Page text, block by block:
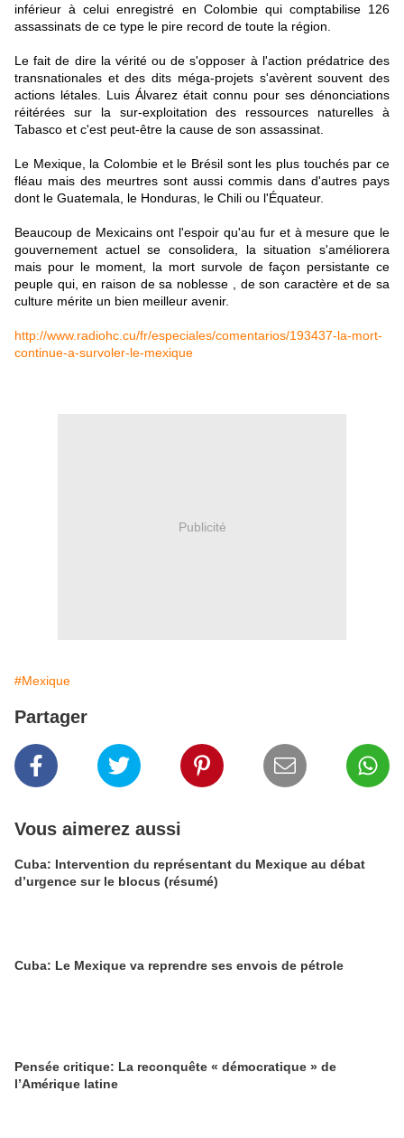
inférieur à celui enregistré en Colombie qui comptabilise 126
assassinats de ce type le pire record de toute la région.
Le fait de dire la vérité ou de s'opposer à l'action prédatrice des
transnationales et des dits méga-projets s'avèrent souvent des
actions létales. Luis Álvarez était connu pour ses dénonciations
réitérées sur la sur-exploitation des ressources naturelles à
Tabasco et c'est peut-être la cause de son assassinat.
Le Mexique, la Colombie et le Brésil sont les plus touchés par ce
fléau mais des meurtres sont aussi commis dans d'autres pays
dont le Guatemala, le Honduras, le Chili ou l'Équateur.
Beaucoup de Mexicains ont l'espoir qu'au fur et à mesure que le
gouvernement actuel se consolidera, la situation s'améliorera
mais pour le moment, la mort survole de façon persistante ce
peuple qui, en raison de sa noblesse , de son caractère et de sa
culture mérite un bien meilleur avenir.
http://www.radiohc.cu/fr/especiales/comentarios/193437-la-mort-
continue-a-survoler-le-mexique
Publicité
#Mexique
Partager
Vous aimerez aussi
Cuba: Intervention du représentant du Mexique au débat
d’urgence sur le blocus (résumé)
Cuba: Le Mexique va reprendre ses envois de pétrole
Pensée critique: La reconquête « démocratique » de
l’Amérique latine